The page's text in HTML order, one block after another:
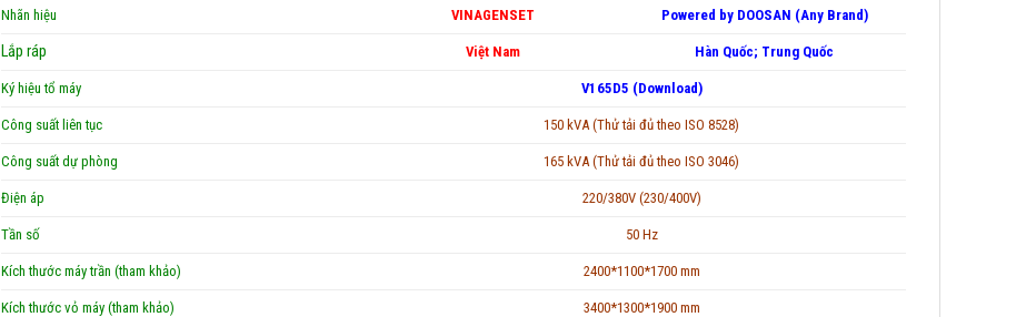
Nhãn hiệu VINAGENSET Powered by DOOSAN (Any Brand)
Lắp ráp Việt Nam Hàn Quốc; Trung Quốc
Ký hiệu tổ máy V165D5 (Download)
Công suất liên tục 150 kVA (Thử tải đủ theo ISO 8528)
Công suất dự phòng 165 kVA (Thử tải đủ theo ISO 3046)
Điện áp 220/380V (230/400V)
Tần số 50 Hz
Kích thước máy trần (tham khảo) 2400*1100*1700 mm
Kích thước vỏ máy (tham khảo) 3400*1300*1900 mm